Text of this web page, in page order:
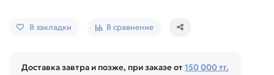
В закладки В сравнение
Доставка завтра и позже, при заказе от150 000 тг.